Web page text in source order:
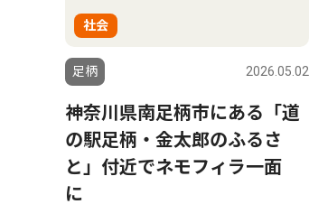
社会
足柄 2026.05.02
神奈川県南足柄市にある「道
の駅足柄・金太郎のふるさ
と」付近でネモフィラ一面
に